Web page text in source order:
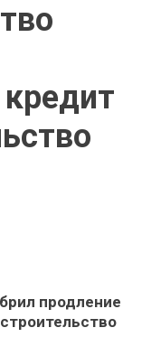
продление